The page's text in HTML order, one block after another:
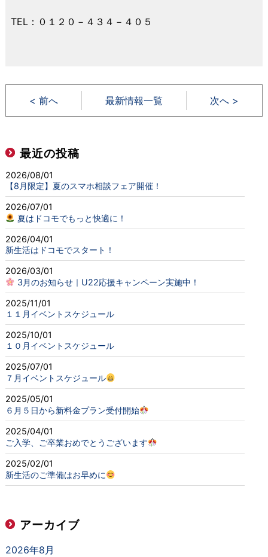
TEL：０１２０－４３４－４０５
< 前へ 最新情報一覧 次へ >
最近の投稿
2026/08/01
【8月限定】夏のスマホ相談フェア開催！
2026/07/01
夏はドコモでもっと快適に！
2026/04/01
新生活はドコモでスタート！
2026/03/01
3月のお知らせ｜U22応援キャンペーン実施中！
2025/11/01
１１月イベントスケジュール
2025/10/01
１０月イベントスケジュール
2025/07/01
７月イベントスケジュール
2025/05/01
６月５日から新料金プラン受付開始
2025/04/01
ご入学、ご卒業おめでとうございます
2025/02/01
新生活のご準備はお早めに
アーカイブ
2026年8月